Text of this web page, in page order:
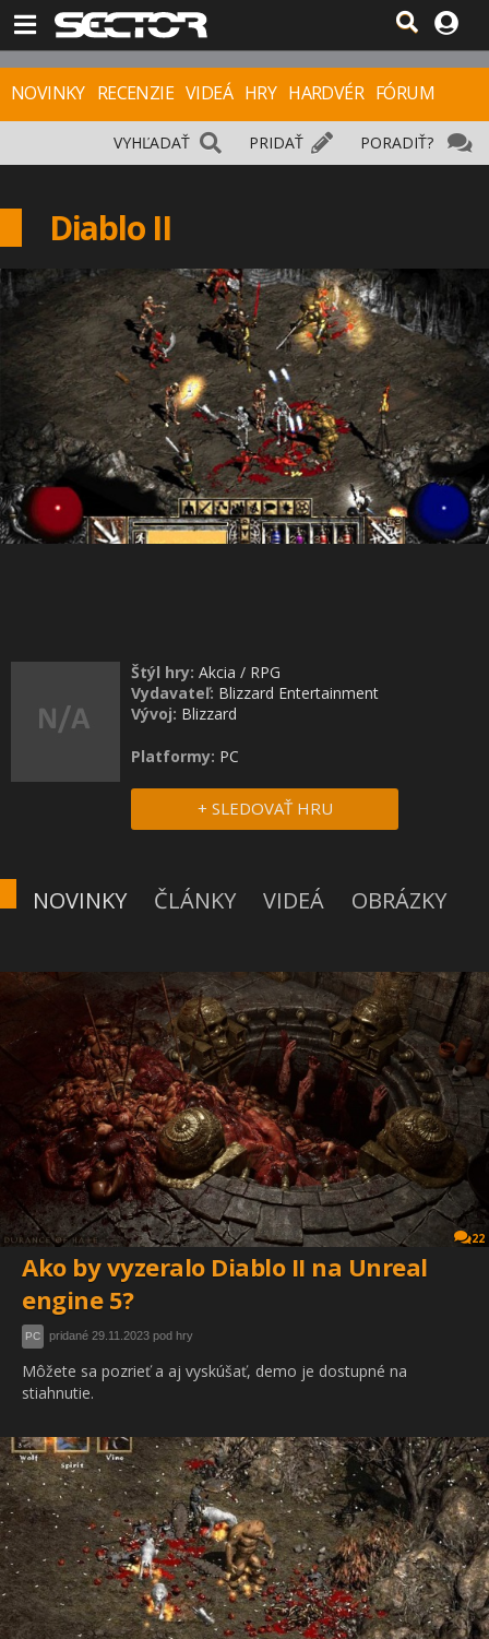
NOVINKY RECENZIE VIDEÁ HRY HARDVÉR FÓRUM
PORADIŤ?
PRIDAŤ
VYHĽADAŤ
Diablo II
Štýl hry: Akcia / RPG
Vydavateľ: Blizzard Entertainment
Vývoj: Blizzard
Platformy: PC
+ SLEDOVAŤ HRU
NOVINKY ČLÁNKY VIDEÁ OBRÁZKY
22
Ako by vyzeralo Diablo II na Unreal
engine 5?
PC pridané 29.11.2023 pod hry
Môžete sa pozrieť a aj vyskúšať, demo je dostupné na
stiahnutie.